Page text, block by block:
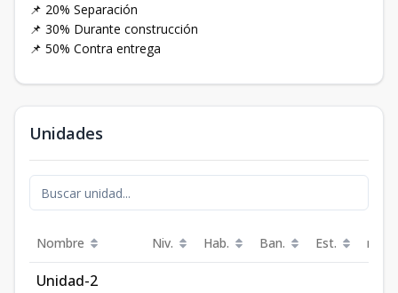
📌 20% Separación
📌 30% Durante construcción
📌 50% Contra entrega
Unidades
Nombre Niv. Hab. Ban. Est. m²
Unidad-2